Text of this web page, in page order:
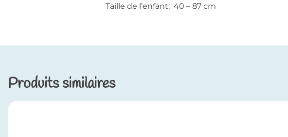
Taille de l’enfant​​: 40 – 87 cm
Produits similaires